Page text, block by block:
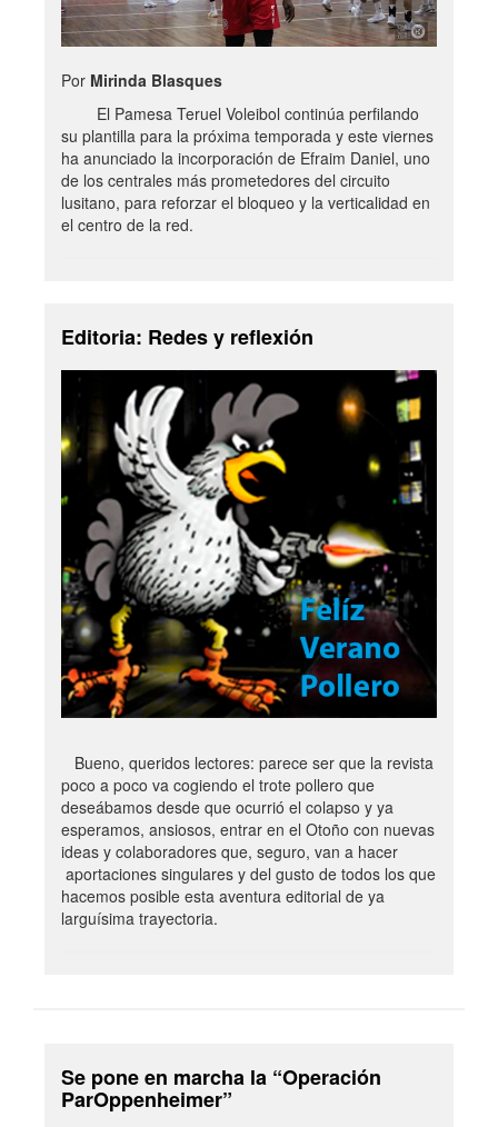
Por Mirinda Blasques
El Pamesa Teruel Voleibol continúa perfilando
su plantilla para la próxima temporada y este viernes
ha anunciado la incorporación de Efraim Daniel, uno
de los centrales más prometedores del circuito
lusitano, para reforzar el bloqueo y la verticalidad en
el centro de la red.
Editoria: Redes y reflexión
Bueno, queridos lectores: parece ser que la revista
poco a poco va cogiendo el trote pollero que
deseábamos desde que ocurrió el colapso y ya
esperamos, ansiosos, entrar en el Otoño con nuevas
ideas y colaboradores que, seguro, van a hacer
aportaciones singulares y del gusto de todos los que
hacemos posible esta aventura editorial de ya
larguísima trayectoria.
Se pone en marcha la “Operación
ParOppenheimer”